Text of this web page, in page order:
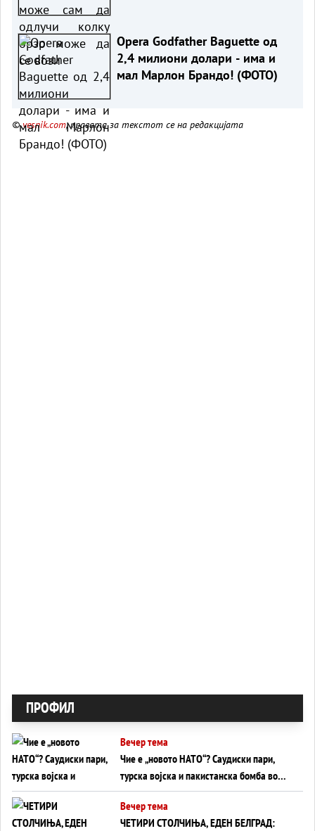
Opera Godfather Baguette од
2,4 милиони долари - има и
мал Марлон Брандо! (ФОТО)
©vesnik.com, правата за текстот се на редакцијата
ПРОФИЛ
Вечер тема
Чие е „новото НАТО“? Саудиски пари,
турска војска и пакистанска бомба во
служба на Америка - или ќе стане
сувишна?
Вечер тема
ЧЕТИРИ СТОЛЧИЊА, ЕДЕН БЕЛГРАД: